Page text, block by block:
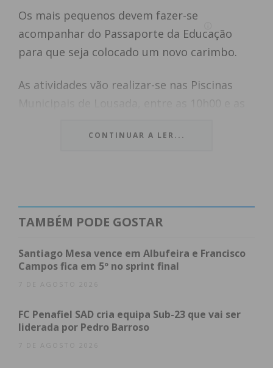
Os mais pequenos devem fazer-se
acompanhar do Passaporte da Educação
para que seja colocado um novo carimbo.
As atividades vão realizar-se nas Piscinas
Municipais de Lousada, entre as 10h00 e as
CONTINUAR A LER...
TAMBÉM PODE GOSTAR
Santiago Mesa vence em Albufeira e Francisco
Campos fica em 5º no sprint final
7 DE AGOSTO 2026
FC Penafiel SAD cria equipa Sub-23 que vai ser
liderada por Pedro Barroso
7 DE AGOSTO 2026